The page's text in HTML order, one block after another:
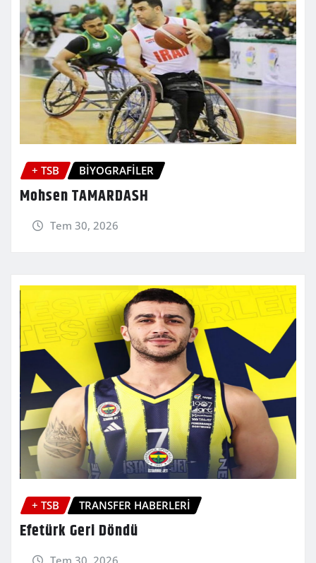
+ TSB BİYOGRAFİLER
Mohsen TAMARDASH
Tem 30, 2026
+ TSB TRANSFER HABERLERİ
Efetürk Geri Döndü
Tem 30, 2026